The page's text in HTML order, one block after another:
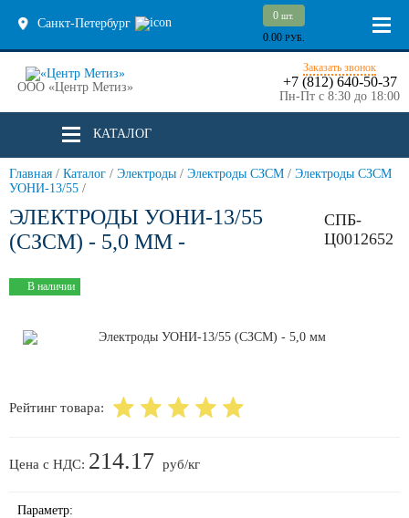
Санкт-Петербург
0 шт.
0.00 РУБ.
ООО «Центр Метиз»
Заказать звонок
+7 (812) 640-50-37
Пн-Пт с 8:30 до 18:00
КАТАЛОГ
Главная / Каталог / Электроды / Электроды СЗСМ / Электроды СЗСМ
УОНИ-13/55 /
ЭЛЕКТРОДЫ УОНИ-13/55
(СЗСМ) - 5,0 ММ -
СПБ-
Ц0012652
В наличии
Рейтинг товара:
Цена с НДС: 214.17 руб/кг
Параметр: